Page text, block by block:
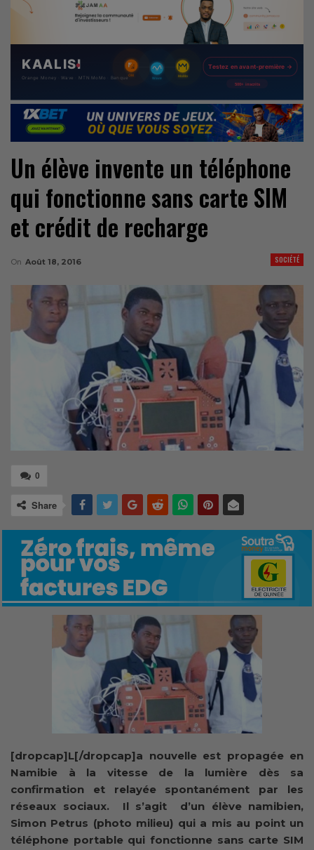
Un élève invente un téléphone
qui fonctionne sans carte SIM
et crédit de recharge
SOCIÉTÉ
On Août 18, 2016
0
Share
[dropcap]L[/dropcap]a nouvelle est propagée en
Namibie à la vitesse de la lumière dès sa
confirmation et relayée spontanément par les
réseaux sociaux. Il s’agit d’un élève namibien,
Simon Petrus (photo milieu) qui a mis au point un
téléphone portable qui fonctionne sans carte SIM